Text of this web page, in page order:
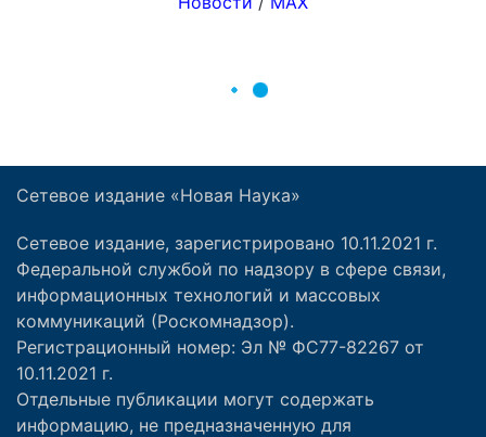
Сетевое издание «Новая Наука»
Сетевое издание, зарегистрировано 10.11.2021 г.
Федеральной службой по надзору в сфере связи,
информационных технологий и массовых
коммуникаций (Роскомнадзор).
Регистрационный номер: Эл № ФС77-82267 от
10.11.2021 г.
Отдельные публикации могут содержать
информацию, не предназначенную для